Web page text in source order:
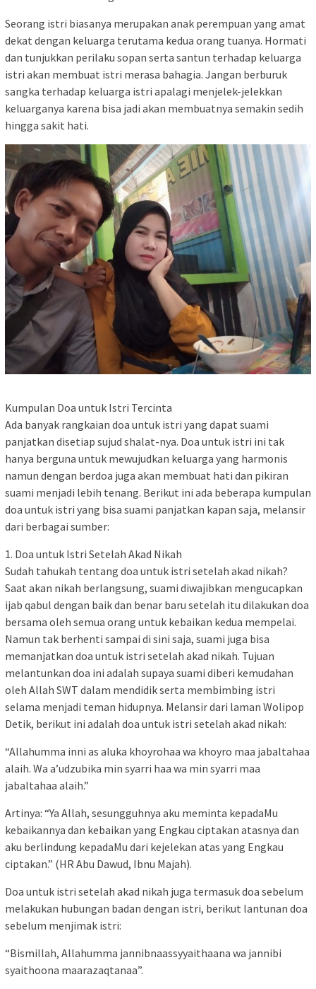
Seorang istri biasanya merupakan anak perempuan yang amat
dekat dengan keluarga terutama kedua orang tuanya. Hormati
dan tunjukkan perilaku sopan serta santun terhadap keluarga
istri akan membuat istri merasa bahagia. Jangan berburuk
sangka terhadap keluarga istri apalagi menjelek-jelekkan
keluarganya karena bisa jadi akan membuatnya semakin sedih
hingga sakit hati.
Kumpulan Doa untuk Istri Tercinta
Ada banyak rangkaian doa untuk istri yang dapat suami
panjatkan disetiap sujud shalat-nya. Doa untuk istri ini tak
hanya berguna untuk mewujudkan keluarga yang harmonis
namun dengan berdoa juga akan membuat hati dan pikiran
suami menjadi lebih tenang. Berikut ini ada beberapa kumpulan
doa untuk istri yang bisa suami panjatkan kapan saja, melansir
dari berbagai sumber:
1. Doa untuk Istri Setelah Akad Nikah
Sudah tahukah tentang doa untuk istri setelah akad nikah?
Saat akan nikah berlangsung, suami diwajibkan mengucapkan
ijab qabul dengan baik dan benar baru setelah itu dilakukan doa
bersama oleh semua orang untuk kebaikan kedua mempelai.
Namun tak berhenti sampai di sini saja, suami juga bisa
memanjatkan doa untuk istri setelah akad nikah. Tujuan
melantunkan doa ini adalah supaya suami diberi kemudahan
oleh Allah SWT dalam mendidik serta membimbing istri
selama menjadi teman hidupnya. Melansir dari laman Wolipop
Detik, berikut ini adalah doa untuk istri setelah akad nikah:
“Allahumma inni as aluka khoyrohaa wa khoyro maa jabaltahaa
alaih. Wa a’udzubika min syarri haa wa min syarri maa
jabaltahaa alaih.”
Artinya: “Ya Allah, sesungguhnya aku meminta kepadaMu
kebaikannya dan kebaikan yang Engkau ciptakan atasnya dan
aku berlindung kepadaMu dari kejelekan atas yang Engkau
ciptakan.” (HR Abu Dawud, Ibnu Majah).
Doa untuk istri setelah akad nikah juga termasuk doa sebelum
melakukan hubungan badan dengan istri, berikut lantunan doa
sebelum menjimak istri:
“Bismillah, Allahumma jannibnaassyyaithaana wa jannibi
syaithoona maarazaqtanaa”.